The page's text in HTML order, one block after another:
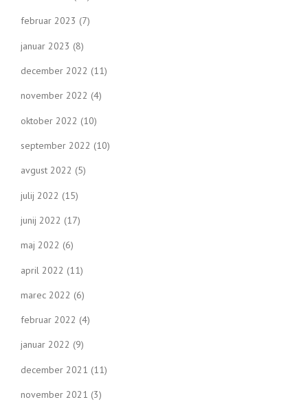
februar 2023 (7)
januar 2023 (8)
december 2022 (11)
november 2022 (4)
oktober 2022 (10)
september 2022 (10)
avgust 2022 (5)
julij 2022 (15)
junij 2022 (17)
maj 2022 (6)
april 2022 (11)
marec 2022 (6)
februar 2022 (4)
januar 2022 (9)
december 2021 (11)
november 2021 (3)